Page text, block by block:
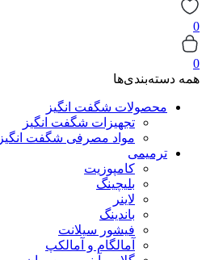
0
0
همه دسته‌بندی‌ها
محصولات شگفت انگیز
تجهیزات شگفت انگیز
مواد مصرفی شگفت انگیز
ترمیمی
کامپوزیت
بلیچینگ
لاینر
باندینگ
فیشور سیلانت
آمالگام و آمالکپ